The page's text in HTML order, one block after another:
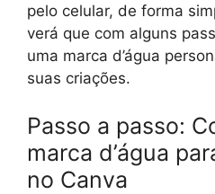
pelo celular, de forma
verá que com alguns
uma marca d’água
suas criações.
Passo a passo:
marca d’água
no Canva